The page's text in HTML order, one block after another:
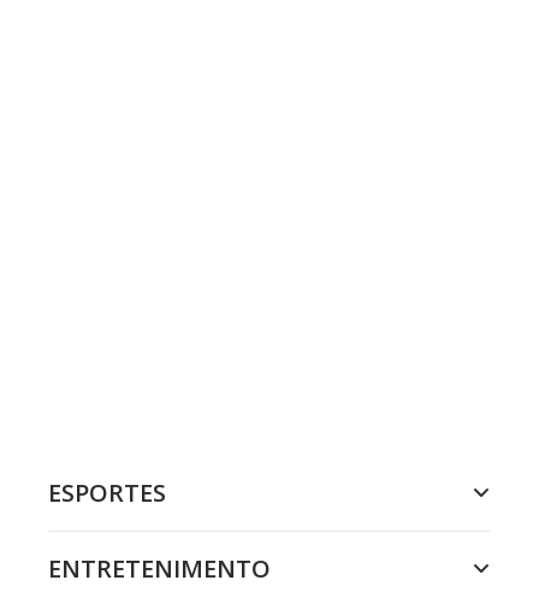
ESPORTES
ENTRETENIMENTO